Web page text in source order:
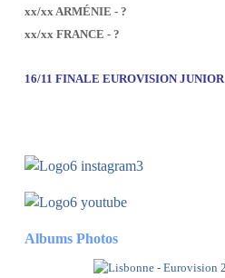
xx/xx ARMÉNIE - ?
xx/xx FRANCE - ?
16/11 FINALE EUROVISION JUNIOR
Albums Photos